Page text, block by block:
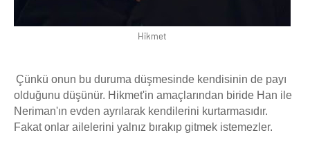
Hikmet
Çünkü onun bu duruma düşmesinde kendisinin de payı
olduğunu düşünür. Hikmet'in amaçlarından biride Han ile
Neriman'ın evden ayrılarak kendilerini kurtarmasıdır.
Fakat onlar ailelerini yalnız bırakıp gitmek istemezler.